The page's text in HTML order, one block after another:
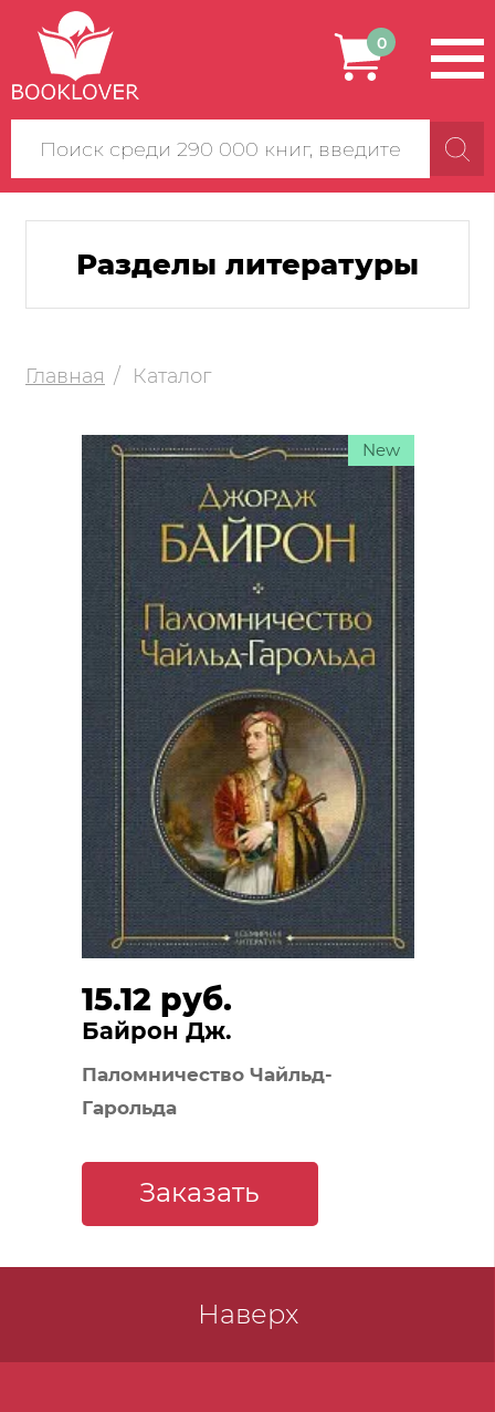
Поиск
по
сайту
0
Разделы литературы
Главная Каталог
15.12 руб.
Байрон Дж.
Паломничество Чайльд-
Гарольда
New
Заказать
Наверх